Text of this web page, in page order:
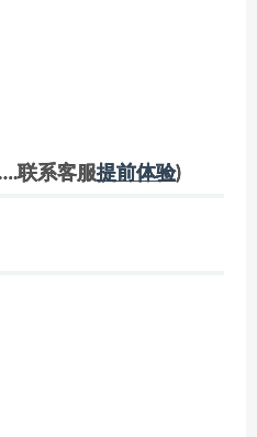
联系客服提前体验)